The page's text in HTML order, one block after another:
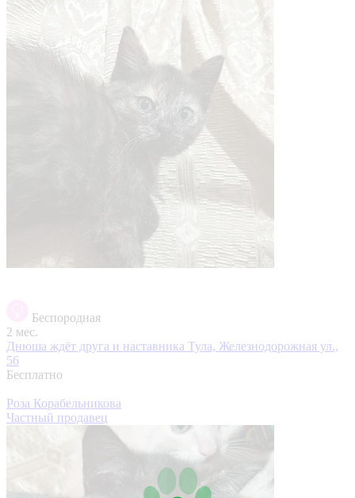
Беспородная
2 мес.
Днюша ждёт друга и наставника Тула, Железнодорожная ул.,
56
Бесплатно
Роза Корабельникова
Частный продавец